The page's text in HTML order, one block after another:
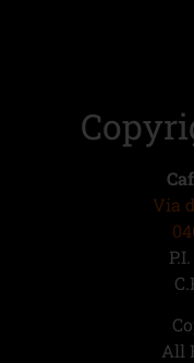
Via
All